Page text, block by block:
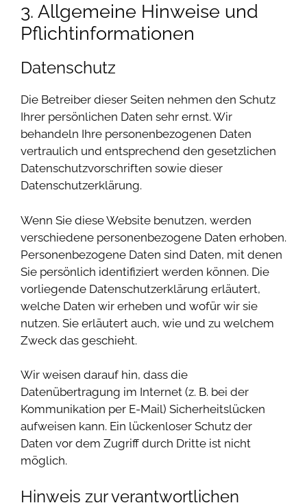
3. Allgemeine Hinweise und
Pflicht­informationen
Datenschutz
Die Betreiber dieser Seiten nehmen den Schutz
Ihrer persönlichen Daten sehr ernst. Wir
behandeln Ihre personenbezogenen Daten
vertraulich und entsprechend den gesetzlichen
Datenschutzvorschriften sowie dieser
Datenschutzerklärung.
Wenn Sie diese Website benutzen, werden
verschiedene personenbezogene Daten erhoben.
Personenbezogene Daten sind Daten, mit denen
Sie persönlich identifiziert werden können. Die
vorliegende Datenschutzerklärung erläutert,
welche Daten wir erheben und wofür wir sie
nutzen. Sie erläutert auch, wie und zu welchem
Zweck das geschieht.
Wir weisen darauf hin, dass die
Datenübertragung im Internet (z. B. bei der
Kommunikation per E-Mail) Sicherheitslücken
aufweisen kann. Ein lückenloser Schutz der
Daten vor dem Zugriff durch Dritte ist nicht
möglich.
Hinweis zur verantwortlichen